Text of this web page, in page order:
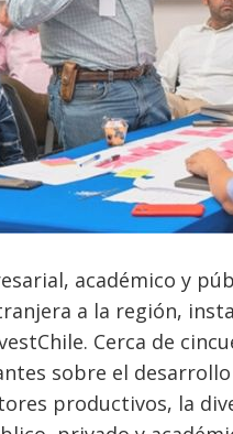
académico y
a la región,
Cerca de
sobre el
productivos, la